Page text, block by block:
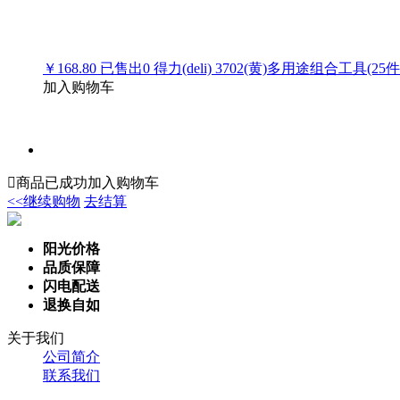
￥168.80 已售出0 得力(deli) 3702(黄)多用途组合工具(25
加入购物车
商品已成功加入购物车
<<继续购物 去结算
阳光价格
品质保障
闪电配送
退换自如
关于我们
公司简介
联系我们